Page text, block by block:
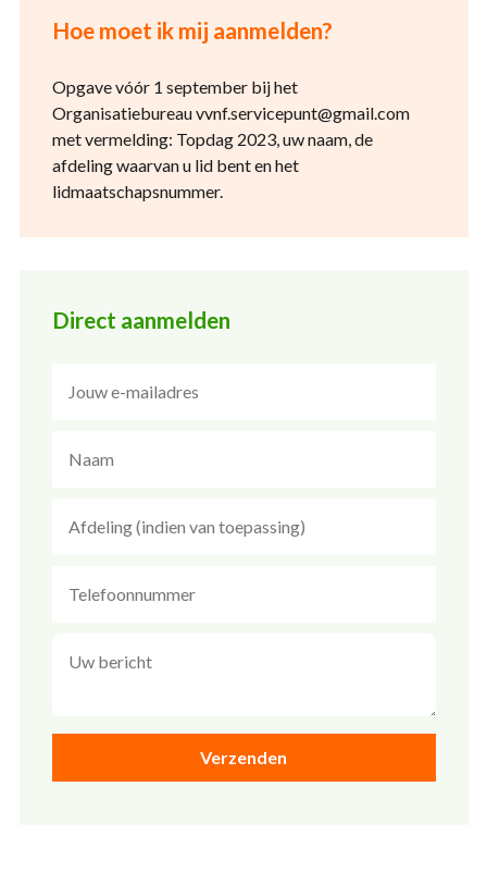
Hoe moet ik mij aanmelden?
Opgave vóór 1 september bij het
Organisatiebureau vvnf.servicepunt@gmail.com
met vermelding: Topdag 2023, uw naam, de
afdeling waarvan u lid bent en het
lidmaatschapsnummer.
Direct aanmelden